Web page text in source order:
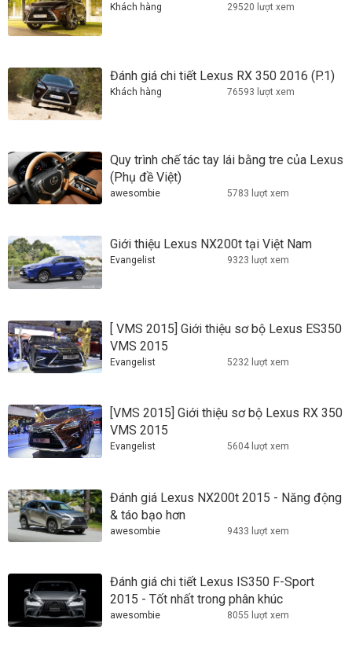
Khách hàng 29520 lượt xem
Đánh giá chi tiết Lexus RX 350 2016 (P.1)
Khách hàng 76593 lượt xem
Quy trình chế tác tay lái bằng tre của Lexus
(Phụ đề Việt)
awesombie 5783 lượt xem
Giới thiệu Lexus NX200t tại Việt Nam
Evangelist 9323 lượt xem
[ VMS 2015] Giới thiệu sơ bộ Lexus ES350
VMS 2015
Evangelist 5232 lượt xem
[VMS 2015] Giới thiệu sơ bộ Lexus RX 350
VMS 2015
Evangelist 5604 lượt xem
Đánh giá Lexus NX200t 2015 - Năng động
& táo bạo hơn
awesombie 9433 lượt xem
Đánh giá chi tiết Lexus IS350 F-Sport
2015 - Tốt nhất trong phân khúc
awesombie 8055 lượt xem